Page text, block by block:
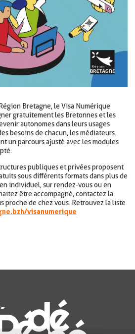
Bretagne, le Visa Numérique
gratuitement les Bretonnes et les
autonomes dans leurs usages
besoins de chacun, les médiateurs.
un parcours ajusté avec les modules
publiques et privées proposent
sous différents formats dans plus de
individuel, sur rendez-vous ou en
être accompagné, contactez la
proche de chez vous. Retrouvez la liste
visanumerique